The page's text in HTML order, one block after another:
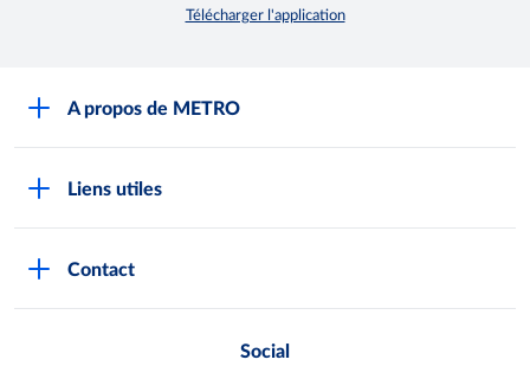
Télécharger l'application
A propos de METRO
Liens utiles
Contact
Social